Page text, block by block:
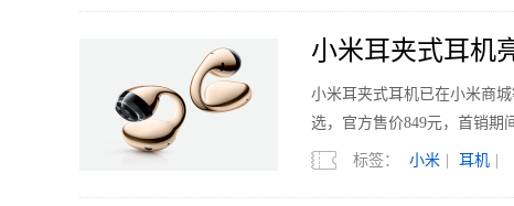
小米耳夹式耳机
小米耳夹式耳机已在小米商
选，官方售价849元，首销期
标签： 小米 耳机